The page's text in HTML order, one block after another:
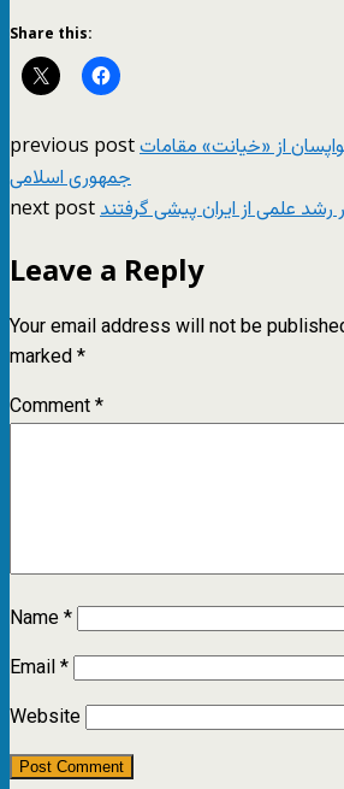
Share this:
previous postاز «خیانت» مقامات
جمهوری اسلامی
next postرشد علمی از ایران پیشی گرفتند
Leave a Reply
Your email address will not be
marked*
Comment*
Name*
Email*
Website